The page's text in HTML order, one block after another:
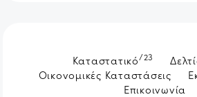
Καταστατικό/23
Οικονομικές Καταστάσεις
Επικοινωνία